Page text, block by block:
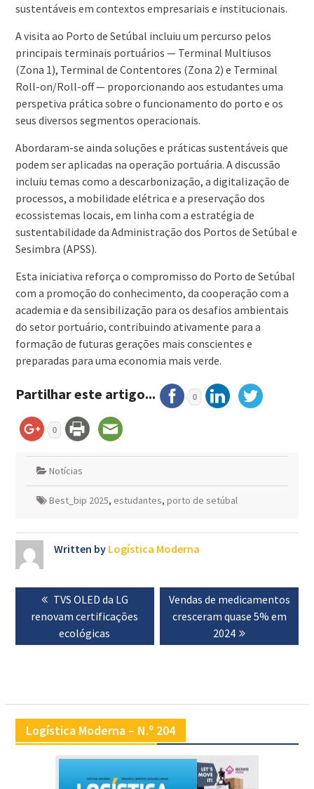
sustentáveis em contextos empresariais e institucionais.
A visita ao Porto de Setúbal incluiu um percurso pelos
principais terminais portuários — Terminal Multiusos
(Zona 1), Terminal de Contentores (Zona 2) e Terminal
Roll-on/Roll-off — proporcionando aos estudantes uma
perspetiva prática sobre o funcionamento do porto e os
seus diversos segmentos operacionais.
Abordaram-se ainda soluções e práticas sustentáveis que
podem ser aplicadas na operação portuária. A discussão
incluiu temas como a descarbonização, a digitalização de
processos, a mobilidade elétrica e a preservação dos
ecossistemas locais, em linha com a estratégia de
sustentabilidade da Administração dos Portos de Setúbal e
Sesimbra (APSS).
Esta iniciativa reforça o compromisso do Porto de Setúbal
com a promoção do conhecimento, da cooperação com a
academia e da sensibilização para os desafios ambientais
do setor portuário, contribuindo ativamente para a
formação de futuras gerações mais conscientes e
preparadas para uma economia mais verde.
Partilhar este artigo... 0
0
Notícias
Best_bip 2025, estudantes, porto de setúbal
Written by Logística Moderna
Navegação
artigos
Previous
post:
TVS OLED da LG
renovam certificações
ecológicas
Next
post:
Vendas de medicamentos
cresceram quase 5% em
2024
Logística Moderna – N.º 204